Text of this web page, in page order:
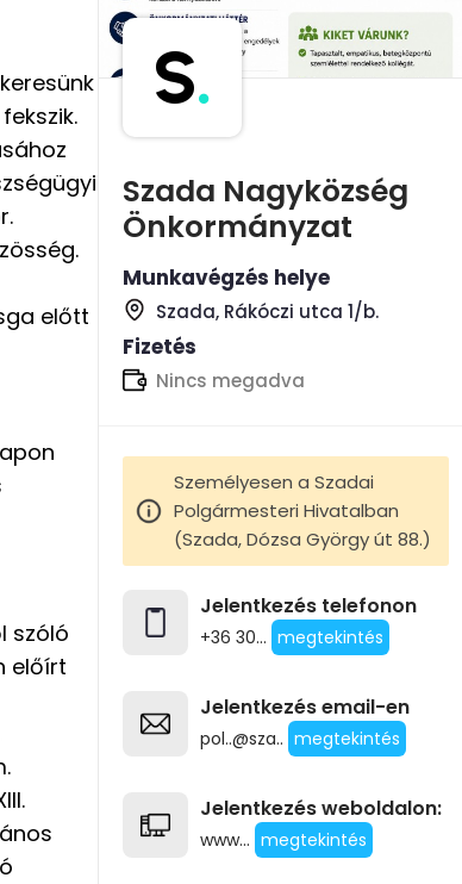
előtt
szóló
előírt
S.
Szada Nagyközség
Önkormányzat
Munkavégzés helye
Szada, Rákóczi utca 1/b.
Fizetés
Nincs megadva
Személyesen a Szadai
Polgármesteri Hivatalban
(Szada, Dózsa György út 88.)
Jelentkezés telefonon
+36 30... megtekintés
Jelentkezés email-en
pol..@sza.. megtekintés
Jelentkezés weboldalon:
www... megtekintés